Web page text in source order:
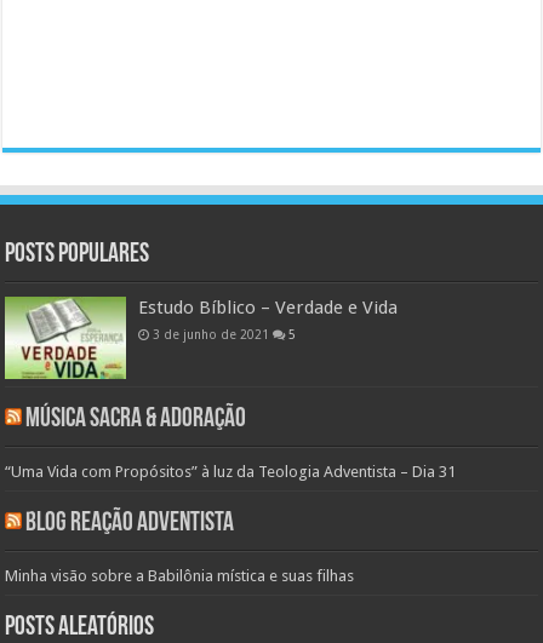
Posts populares
Estudo Bíblico – Verdade e Vida
3 de junho de 2021 5
Música Sacra & Adoração
“Uma Vida com Propósitos” à luz da Teologia Adventista – Dia 31
Blog Reação Adventista
Minha visão sobre a Babilônia mística e suas filhas
Posts aleatórios